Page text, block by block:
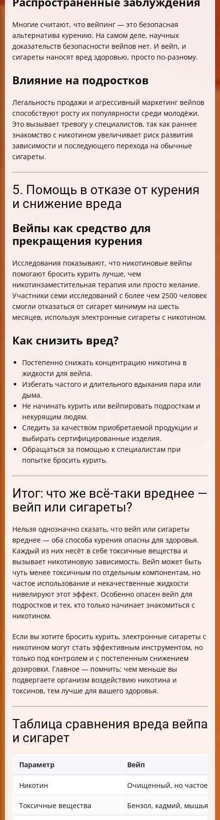
Многие считают, что вейпинг — это безопасная
альтернатива курению. На самом деле, научных
доказательств безопасности вейпов нет. И вейп, и
сигареты наносят вред здоровью, просто по-разному.
Влияние на подростков
Легальность продажи и агрессивный маркетинг вейпов
способствуют росту их популярности среди молодёжи.
Это вызывает тревогу у специалистов, так как раннее
знакомство с никотином увеличивает риск развития
зависимости и последующего перехода на обычные
сигареты.
5. Помощь в отказе от курения
и снижение вреда
Вейпы как средство для
прекращения курения
Исследования показывают, что никотиновые вейпы
помогают бросить курить лучше, чем
никотинзаместительная терапия или просто желание.
Участники семи исследований с более чем 2500 человек
смогли отказаться от сигарет минимум на шесть
месяцев, используя электронные сигареты с никотином.
Как снизить вред?
Постепенно снижать концентрацию никотина в
жидкости для вейпа.
Избегать частого и длительного вдыхания пара или
дыма.
Не начинать курить или вейпировать подросткам и
некурящим людям.
Следить за качеством приобретаемой продукции и
выбирать сертифицированные изделия.
Обращаться за помощью к специалистам при
попытке бросить курить.
Итог: что же всё-таки вреднее —
вейп или сигареты?
Нельзя однозначно сказать, что вейп или сигареты
вреднее — оба способа курения опасны для здоровья.
Каждый из них несёт в себе токсичные вещества и
вызывает никотиновую зависимость. Вейп может быть
чуть менее токсичным по отдельным компонентам, но
частое использование и некачественные жидкости
нивелируют этот эффект. Особенно опасен вейп для
подростков и тех, кто только начинает знакомиться с
никотином.
Если вы хотите бросить курить, электронные сигареты с
никотином могут стать эффективным инструментом, но
только под контролем и с постепенным снижением
дозировки. Главное — помнить: чем меньше вы
подвергаете организм воздействию никотина и
токсинов, тем лучше для вашего здоровья.
Таблица сравнения вреда вейпа
и сигарет
Параметр Вейп
Никотин Очищенный, но частое
Токсичные вещества Бензол, кадмий, мышьяк,